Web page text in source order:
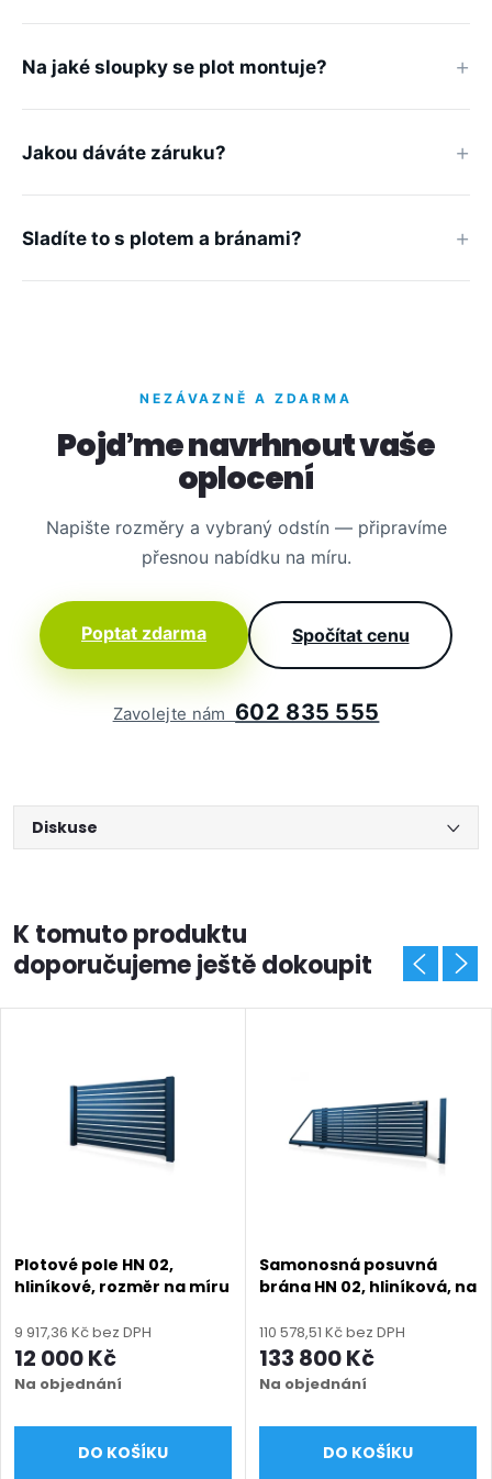
Na jaké sloupky se plot montuje?
Jakou dáváte záruku?
Sladíte to s plotem a bránami?
NEZÁVAZNĚ A ZDARMA
Pojďme navrhnout vaše
oplocení
Napište rozměry a vybraný odstín — připravíme
přesnou nabídku na míru.
Poptat zdarma Spočítat cenu
Zavolejte nám 602 835 555
Diskuse
K tomuto produktu
doporučujeme ještě dokoupit
Plotové pole HN 02,
hliníkové, rozměr na míru
výška 750 - 2000 mm),
modrá RAL 5010 matná
9 917,36 Kč bez DPH
12 000 Kč
Na objednání
DO KOŠÍKU
Samonosná posuvná
brána HN 02, hliníková, na
mm, výška 1000 - 2000
mm), modrá RAL 5010
matná
110 578,51 Kč bez DPH
133 800 Kč
Na objednání
DO KOŠÍKU